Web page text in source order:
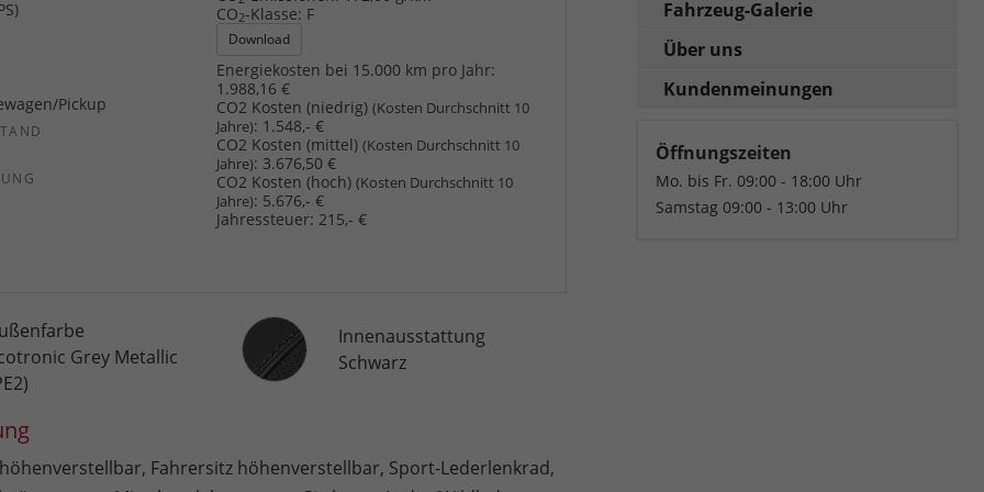
Pickup
CO2-Klasse: F
Download
Energiekosten bei 15.000 km pro Jahr:
1.988,16 €
CO2 Kosten (niedrig)(Kosten Durchschnitt 10
Jahre): 1.548,- €
CO2 Kosten (mittel)(Kosten Durchschnitt 10
Jahre): 3.676,50 €
CO2 Kosten (hoch)(Kosten Durchschnitt 10
Jahre): 5.676,- €
Jahressteuer: 215,- €
Grey Metallic
InnenausstattungInnenausstattung
Schwarz
Fahrersitz höhenverstellbar, Sport-Lederlenkrad,
Fahrzeug-Galerie
Über uns
Kundenmeinungen
Öffnungszeiten
Mo. bis Fr. 09:00 - 18:00 Uhr
Samstag 09:00 - 13:00 Uhr